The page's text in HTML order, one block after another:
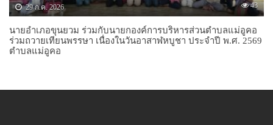
29 ก.ค. 2026 43
นายอำเภอขุนยวม ร่วมกับนายกองค์การบริหารส่วนตำบลแม่อูคอ
ร่วมถวายเทียนพรรษา เนื่องในวันอาสาฬหบูชา ประจำปี พ.ศ. 2569
ตำบลแม่อูคอ